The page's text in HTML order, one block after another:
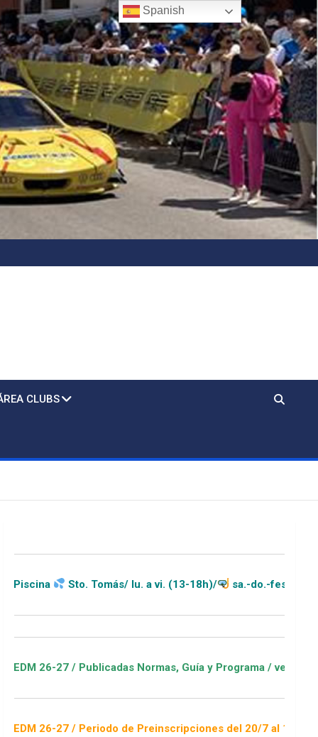
CLUBS
Tomás/ lu. a vi. (13-18h)/ sa.-do.-festivos (11-20h)
Normas, Guía y Programa / ver Escuelas Deportivas
Periodo de Preinscripciones del 20/7 al 16/8 / Sorteo 1 de
Spanish